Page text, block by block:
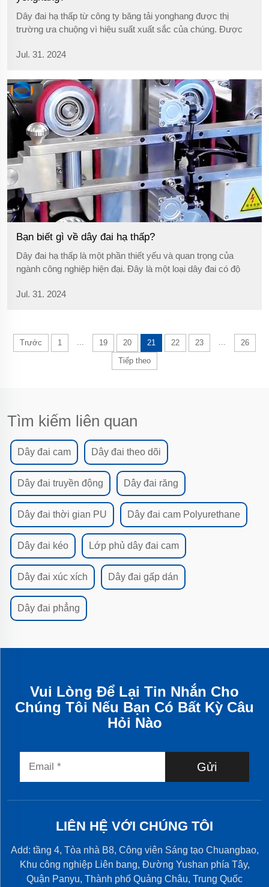
Dây đai hạ thấp từ công ty băng tải yonghang được thị
trường ưa chuộng vì hiệu suất xuất sắc của chúng. Được
phẩm có tính năng chống mài mòn tuyệt vời, không dễ bị
Jul. 31. 2024
Bạn biết gì về dây đai hạ thấp?
Dây đai hạ thấp là một phần thiết yếu và quan trọng của
ngành công nghiệp hiện đại. Đây là một loại dây đai có độ
ngành đóng gói cũng như chế biến thực phẩm và các lĩnh
Jul. 31. 2024
Trước 1 ... 19 20 21 22 23 ...
26
Tiếp theo
Tìm kiếm liên quan
Dây đai cam Dây đai theo dõi
Dây đai truyền động Dây đai răng
Dây đai thời gian PU Dây đai cam Polyurethane
Dây đai kéo Lớp phủ dây đai cam
Dây đai xúc xích Dây đai gấp dán
Dây đai phẳng
Vui Lòng Để Lại Tin Nhắn Cho
Chúng Tôi Nếu Bạn Có Bất Kỳ Câu
Hỏi Nào
Gửi
LIÊN HỆ VỚI CHÚNG TÔI
Add: tầng 4, Tòa nhà B8, Công viên Sáng tạo Chuangbao,
Khu công nghiệp Liên bang, Đường Yushan phía Tây,
Quận Panyu, Thành phố Quảng Châu, Trung Quốc